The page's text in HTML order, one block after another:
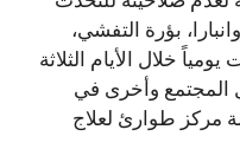
بؤرة التفشي،
خلال الأيام الثلاثة
المجتمع وأخرى في
مركز طوارئ لعلاج